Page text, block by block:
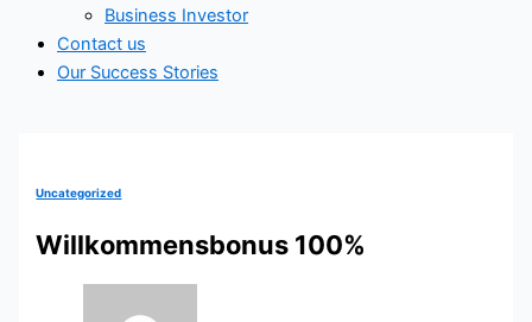
Business Investor
Contact us
Our Success Stories
Uncategorized
Willkommensbonus 100%